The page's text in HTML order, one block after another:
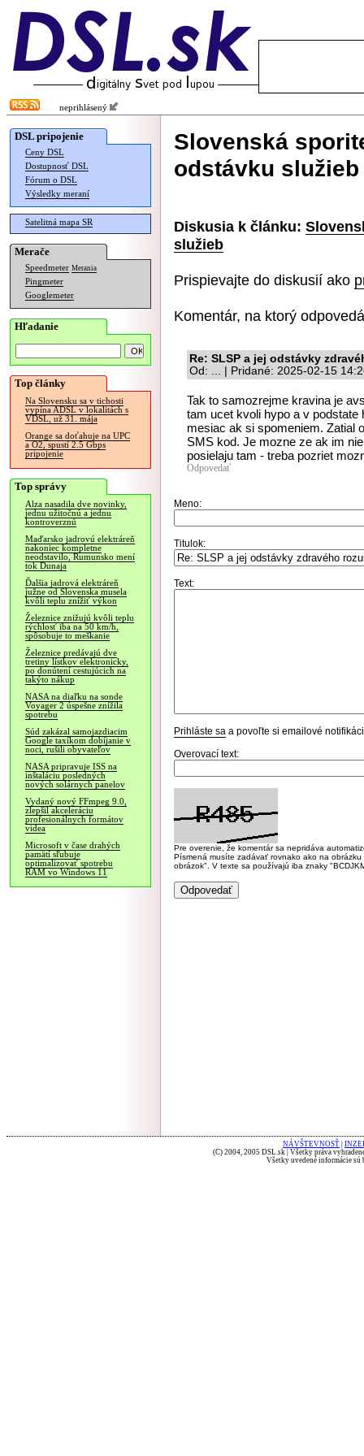
neprihlásený
DSL pripojenie
Ceny DSL
Dostupnosť DSL
Fórum o DSL
Výsledky meraní
Satelitná mapa SR
Merače
Speedmeter Merania
Pingmeter
Googlemeter
Hľadanie
Top články
Na Slovensku sa v tichosti
vypína ADSL v lokalitách s
VDSL, už 31. mája
Orange sa doťahuje na UPC
a O2, spustí 2.5 Gbps
pripojenie
Top správy
Alza nasadila dve novinky,
jednu užitočnú a jednu
kontroverznú
Maďarsko jadrovú elektráreň
nakoniec kompletne
neodstavilo, Rumunsko mení
tok Dunaja
Ďalšia jadrová elektráreň
južne od Slovenska musela
kvôli teplu znížiť výkon
Železnice znižujú kvôli teplu
rýchlosť iba na 50 km/h,
spôsobuje to meškanie
Železnice predávajú dve
tretiny lístkov elektronicky,
po donútení cestujúcich na
takýto nákup
NASA na diaľku na sonde
Voyager 2 úspešne znížila
spotrebu
Súd zakázal samojazdiacim
Google taxíkom dobíjanie v
noci, rušili obyvateľov
NASA pripravuje ISS na
inštaláciu posledných
nových solárnych panelov
Vydaný nový FFmpeg 9.0,
zlepšil akceleráciu
profesionálnych formátov
videa
Microsoft v čase drahých
pamätí sľubuje
optimalizovať spotrebu
RAM vo Windows 11
Slovenská
odstávku služieb
Diskusia k článku:
služieb
Prispievajte do diskusií ako
Komentár, na ktorý
Re: SLSP a jej odstávky
Od: ... | Pridané: 2025-02-15
Tak to samozrejme kravina je
tam ucet kvoli hypo a v
mesiac ak si spomeniem. Zatial
SMS kod. Je mozne ze ak im
posielaju tam - treba pozriet
Odpovedať
Meno:
Titulok:
Text:
Prihláste sa a povoľte si emailové
Overovací text:
Pre overenie, že komentár sa nepridáva
Písmená musíte zadávať rovnako ako na
obrázok". V texte sa používajú iba znaky
NÁVŠTEVNOSŤ
(C) 2004, 2005 DSL.sk | Všetky práva
Všetky uvedené informácie sú